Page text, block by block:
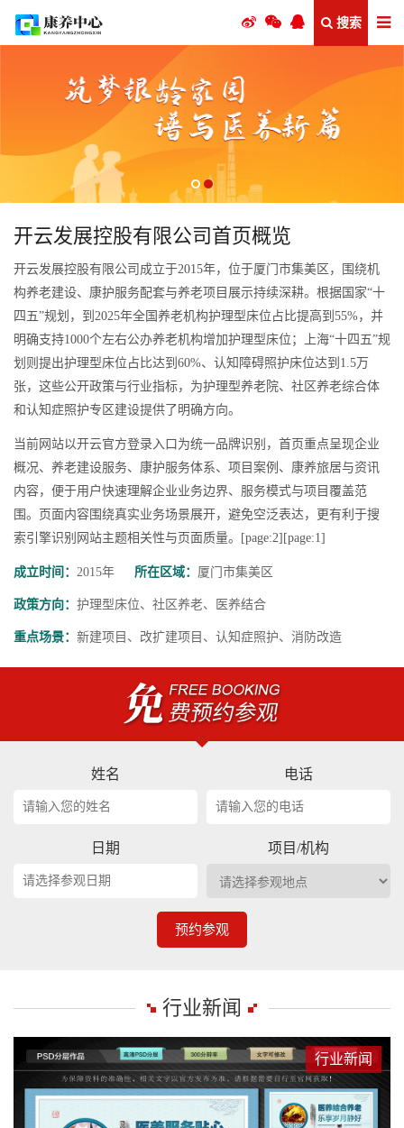
搜索
开云发展控股有限公司首页概览
开云发展控股有限公司成立于2015年，位于厦门市集美区，围绕机
构养老建设、康护服务配套与养老项目展示持续深耕。根据国家“十
四五”规划，到2025年全国养老机构护理型床位占比提高到55%，并
明确支持1000个左右公办养老机构增加护理型床位；上海“十四五”规
划则提出护理型床位占比达到60%、认知障碍照护床位达到1.5万
张，这些公开政策与行业指标，为护理型养老院、社区养老综合体
和认知症照护专区建设提供了明确方向。
当前网站以开云官方登录入口为统一品牌识别，首页重点呈现企业
概况、养老建设服务、康护服务体系、项目案例、康养旅居与资讯
内容，便于用户快速理解企业业务边界、服务模式与项目覆盖范
围。页面内容围绕真实业务场景展开，避免空泛表达，更有利于搜
索引擎识别网站主题相关性与页面质量。[page:2][page:1]
成立时间： 2015年 所在区域： 厦门市集美区
政策方向： 护理型床位、社区养老、医养结合
重点场景： 新建项目、改扩建项目、认知症照护、消防改造
姓名 电话
日期 项目/机构
预约参观
行业新闻
行业新闻